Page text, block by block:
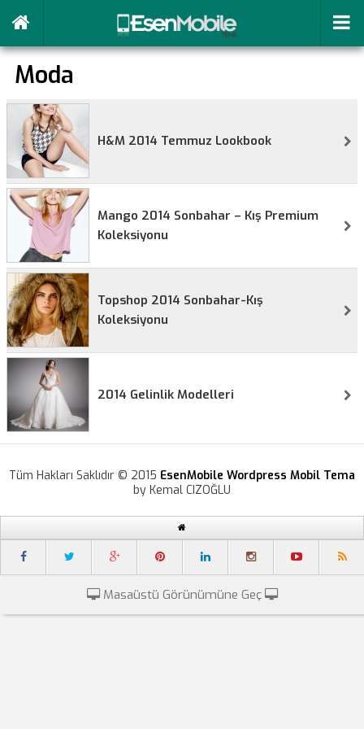
Moda
H&M 2014 Temmuz Lookbook
Mango 2014 Sonbahar – Kış Premium
Koleksiyonu
Topshop 2014 Sonbahar-Kış
Koleksiyonu
2014 Gelinlik Modelleri
Tüm Hakları Saklıdır © 2015 EsenMobile Wordpress Mobil Tema
by Kemal CIZOĞLU
Masaüstü Görünümüne Geç